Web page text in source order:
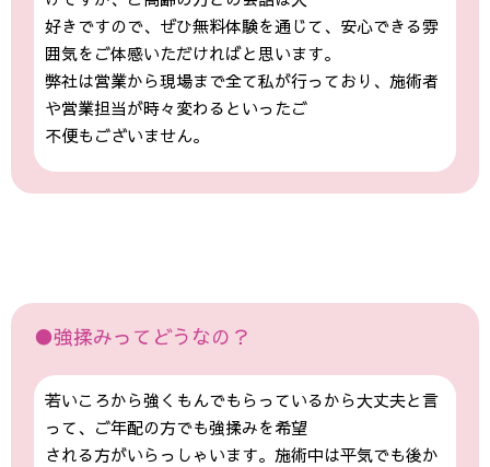
好きですので、ぜひ無料体験を通じて、安心できる雰
囲気をご体感いただければと思います。
弊社は営業から現場まで全て私が行っており、施術者
や営業担当が時々変わるといったご
不便もございません。
●強揉みってどうなの？
若いころから強くもんでもらっているから大丈夫と言
って、ご年配の方でも強揉みを希望
される方がいらっしゃいます。施術中は平気でも後か